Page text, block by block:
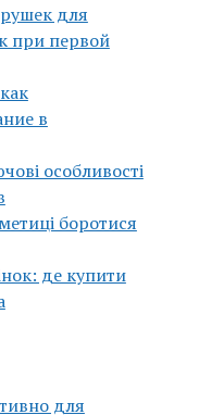
для
при первой
в
особливості
боротися
де купити
для